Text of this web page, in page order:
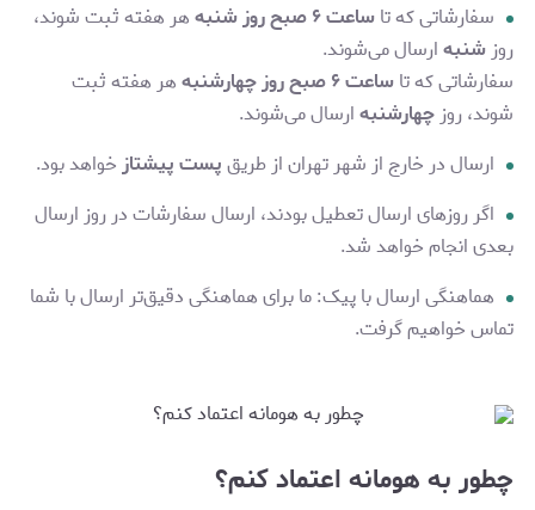
سفارشاتی که تاساعت ۶ صبح روز شنبه
هر هفته ثبت شوند،
روز شنبهارسال می‌شوند.
سفارشاتی که تاساعت ۶ صبح روز چهارشنبه
هر هفته ثبت
شوند، روز چهارشنبهارسال می‌شوند.
ارسال در خارج از شهر تهران از طریقپست پیشتازخواهد بود.
اگر روزهای ارسال تعطیل بودند، ارسال سفارشات در روز ارسال
بعدی انجام خواهد شد.
هماهنگی ارسال با پیک: ما برای هماهنگی دقیق‌تر ارسال با شما
تماس خواهیم گرفت.
چطور به هومانه اعتماد کنم؟